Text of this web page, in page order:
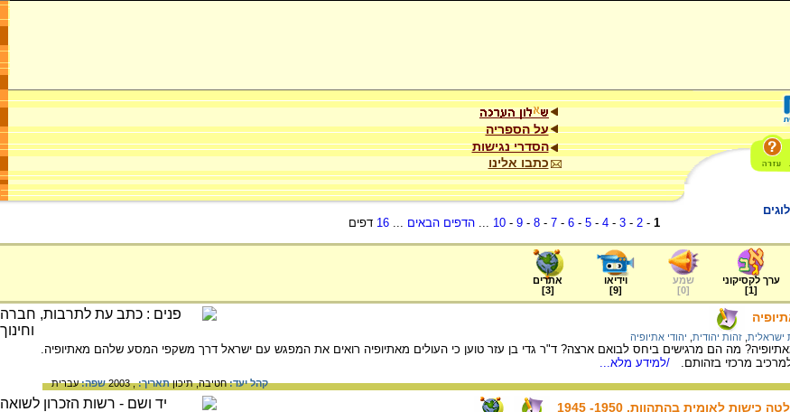
על הספריה
הסדרי נגישות
כתבו אלינו
1
-
2
-
3
-
4
-
5
-
6
-
7
-
8
-
9
-
10
...הדפים הבאים ...
16 דפים
ערך לקסיקוני
[
1
]
שמע
[
0
]
וידיאו
[
9
]
אתרים
[
3
]
ישראלית זהות יהודית יהודי אתיופיה
מה הם מרגישים ביחס לבואם ארצה? ד"ר גדי בן עזר טוען כי העולים מאתיופיה רואים את המפגש עם ישראל דרך משקפי המסע שלהם מאתיופיה.
מרכזי בזהותם.
/למידע מלא...
קהל יעד:חטיבה,תיכוןתאריך:, 2003 שפה:עברית
לאומית בהתהוות, 1950- 1945